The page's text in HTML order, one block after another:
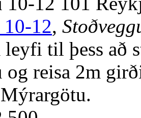
12,
leyfi til þess að
reisa 2m